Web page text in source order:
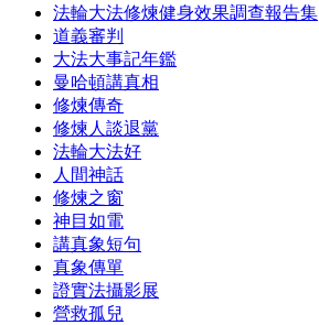
法輪大法修煉健身效果調查報告集
道義審判
大法大事記年鑑
曼哈頓講真相
修煉傳奇
修煉人談退黨
法輪大法好
人間神話
修煉之窗
神目如電
講真象短句
真象傳單
證實法攝影展
營救孤兒